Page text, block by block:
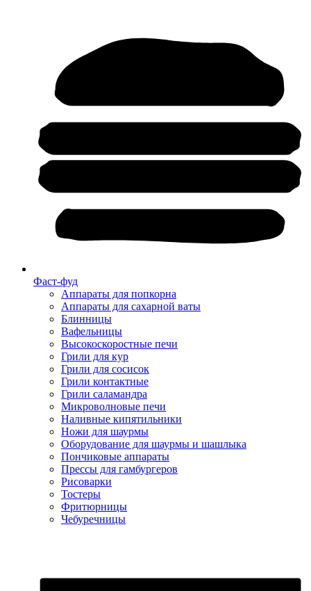
Фаст-фуд
Аппараты для попкорна
Аппараты для сахарной ваты
Блинницы
Вафельницы
Высокоскоростные печи
Грили для кур
Грили для сосисок
Грили контактные
Грили саламандра
Микроволновые печи
Наливные кипятильники
Ножи для шаурмы
Оборудование для шаурмы и шашлыка
Пончиковые аппараты
Прессы для гамбургеров
Рисоварки
Тостеры
Фритюрницы
Чебуречницы